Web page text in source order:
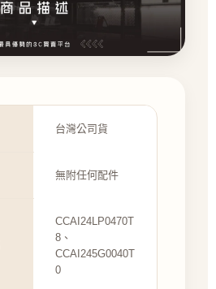
台灣公司貨
無附任何配件
CCAI24LP0470T
8、
CCAI245G0040T
0